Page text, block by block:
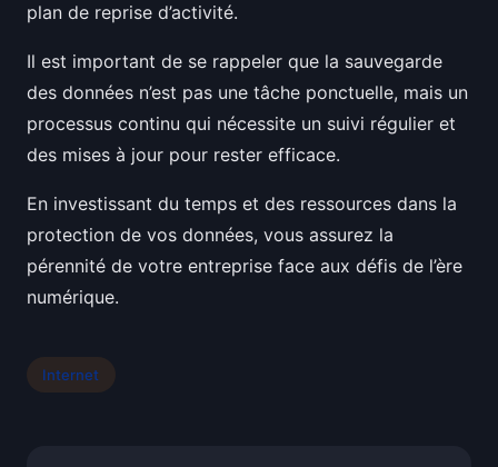
plan de reprise d’activité.
Il est important de se rappeler que la sauvegarde
des données n’est pas une tâche ponctuelle, mais un
processus continu qui nécessite un suivi régulier et
des mises à jour pour rester efficace.
En investissant du temps et des ressources dans la
protection de vos données, vous assurez la
pérennité de votre entreprise face aux défis de l’ère
numérique.
Internet